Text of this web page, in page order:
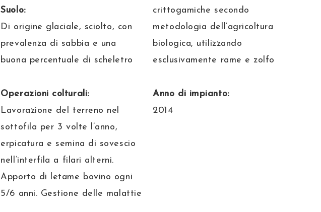
Suolo:
Di origine glaciale, sciolto, con
prevalenza di sabbia e una
buona percentuale di scheletro
Operazioni colturali:
Lavorazione del terreno nel
sottofila per 3 volte l’anno,
erpicatura e semina di sovescio
nell’interfila a filari alterni.
Apporto di letame bovino ogni
5/6 anni. Gestione delle malattie
crittogamiche secondo
metodologia dell’agricoltura
biologica, utilizzando
esclusivamente rame e zolfo
Anno di impianto:
2014